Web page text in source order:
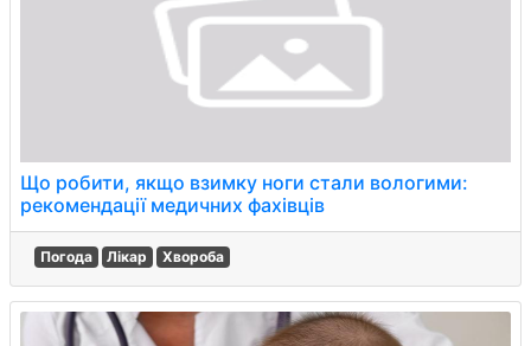
Що робити, якщо взимку ноги стали вологими:
рекомендації медичних фахівців
Погода Лікар Хвороба